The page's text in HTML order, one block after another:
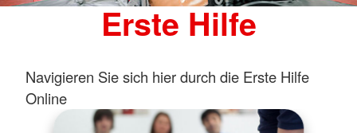
Erste Hilfe
Navigieren Sie sich hier durch die Erste Hilfe
Online